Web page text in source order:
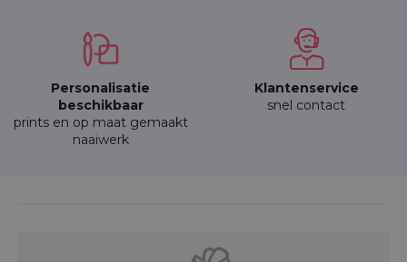
Personalisatie
beschikbaar
prints en op maat gemaakt
naaiwerk
Klantenservice
snel contact